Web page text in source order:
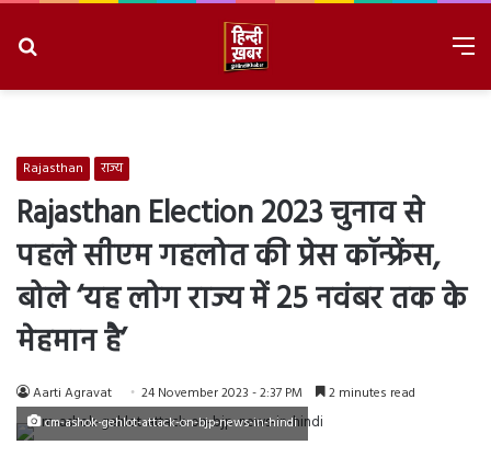
Rajasthan राज्य
Rajasthan Election 2023 चुनाव से
पहले सीएम गहलोत की प्रेस कॉन्फ्रेंस,
बोले ‘यह लोग राज्य में 25 नवंबर तक के
मेहमान है’
Aarti Agravat 24 November 2023 - 2:37 PM 2 minutes read
cm-ashok-gehlot-attack-on-bjp-news-in-hindi